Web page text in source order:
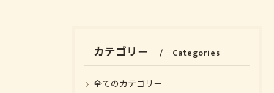
カテゴリー Categories
全てのカテゴリー